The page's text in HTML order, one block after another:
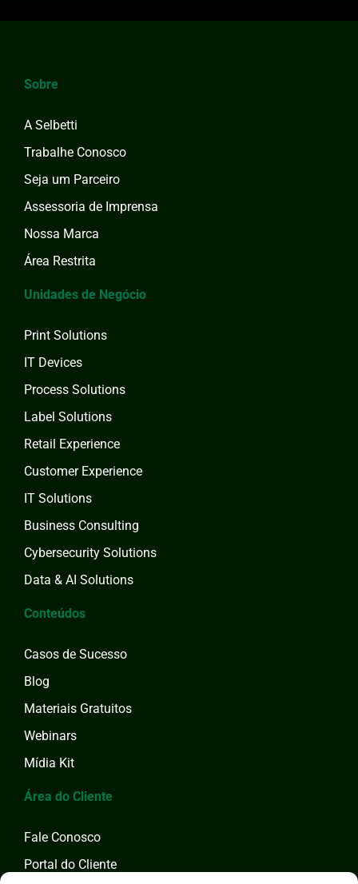
Sobre
A Selbetti
Trabalhe Conosco
Seja um Parceiro
Assessoria de Imprensa
Nossa Marca
Área Restrita
Unidades de Negócio
Print Solutions
IT Devices
Process Solutions
Label Solutions
Retail Experience
Customer Experience
IT Solutions
Business Consulting
Cybersecurity Solutions
Data & AI Solutions
Conteúdos
Casos de Sucesso
Blog
Materiais Gratuitos
Webinars
Mídia Kit
Área do Cliente
Fale Conosco
Portal do Cliente